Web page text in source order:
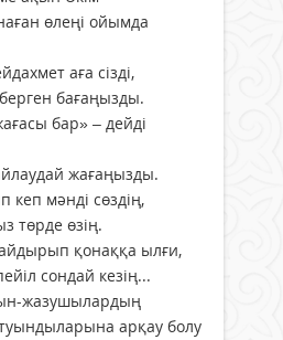
өлеңі ойымда
аға сізді,
бағаңызды.
бар» – дейді
жағаңызды.
кеп мәнді сөздің,
төрде өзің.
қонаққа ылғи,
сондай кезің...
жазушылардың
туындыларына арқау болу